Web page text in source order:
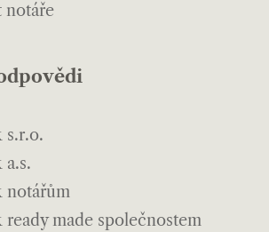
notáře
s.r.o.
a.s.
notářům
ready made společnostem